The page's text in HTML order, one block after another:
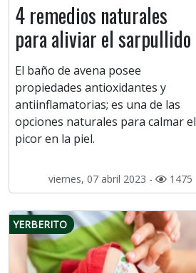
4 remedios naturales
para aliviar el sarpullido
El baño de avena posee
propiedades antioxidantes y
antiinflamatorias; es una de las
opciones naturales para calmar el
picor en la piel.
viernes, 07 abril 2023 - 1475
YERBERITO